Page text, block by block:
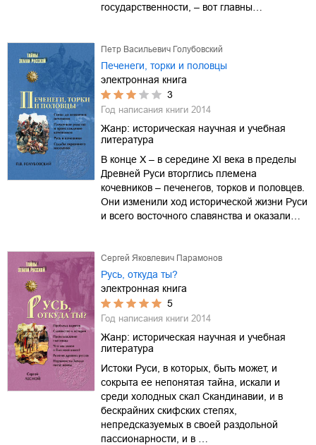
государственности, – вот главны…
Петр Васильевич Голубовский
Печенеги, торки и половцы
электронная книга
3
Год написания книги 2014
Жанр: историческая научная и учебная
литература
В конце X – в середине XI века в пределы
Древней Руси вторглись племена
кочевников – печенегов, торков и половцев.
Они изменили ход исторической жизни Руси
и всего восточного славянства и оказали…
Сергей Яковлевич Парамонов
Русь, откуда ты?
электронная книга
5
Год написания книги 2014
Жанр: историческая научная и учебная
литература
Истоки Руси, в которых, быть может, и
сокрыта ее непонятая тайна, искали и
среди холодных скал Скандинавии, и в
бескрайних скифских степях,
непредсказуемых в своей раздольной
пассионарности, и в …